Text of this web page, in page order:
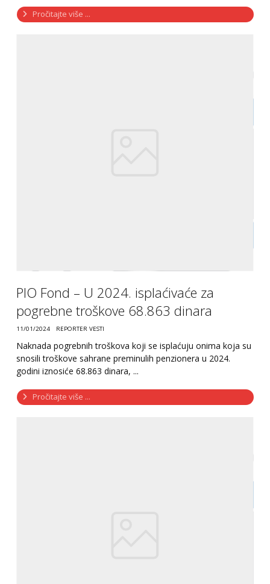
Pročitajte više ...
PIO Fond – U 2024. isplaćivaće za
pogrebne troškove 68.863 dinara
11/01/2024 REPORTER VESTI
Naknada pogrebnih troškova koji se isplaćuju onima koja su
snosili troškove sahrane preminulih penzionera u 2024.
godini iznosiće 68.863 dinara, ...
Pročitajte više ...